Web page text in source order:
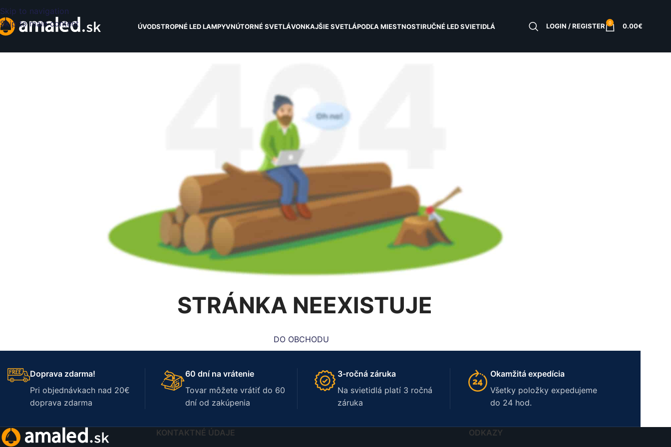
Skip to navigation
Skip to main content
ÚVODSTROPNÉ LED LAMPYVNÚTORNÉ SVETLÁVONKAJŠIE SVETLÁPODĽA MIESTNOSTIRUČNÉ LED SVIETIDLÁ LOGIN / REGISTER 0 0.00€
STRÁNKA NEEXISTUJE
DO OBCHODU
Doprava zdarma!
Pri objednávkach nad 20€
doprava zdarma
60 dní na vrátenie
Tovar môžete vrátiť do 60
dní od zakúpenia
3-ročná záruka
Na svietidlá platí 3 ročná
záruka
Okamžitá expedícia
Všetky položky expedujeme
do 24 hod.
KONTAKTNÉ ÚDAJE ODKAZY